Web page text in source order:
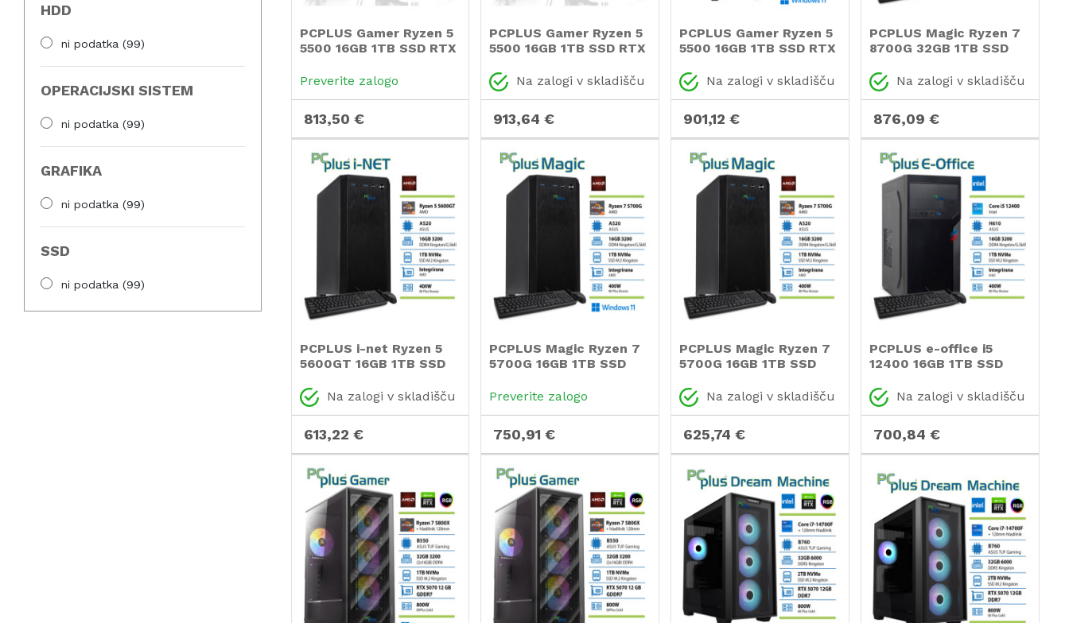
HDD
ni podatka (99)
OPERACIJSKI SISTEM
ni podatka (99)
GRAFIKA
ni podatka (99)
SSD
ni podatka (99)
PCPLUS Gamer Ryzen 5
5500 16GB 1TB SSD RTX
namizni računalnik
Preverite zalogo
813,50 €
PCPLUS Gamer Ryzen 5
5500 16GB 1TB SSD RTX
gaming namizni
računalnik
Na zalogi v skladišču
913,64 €
PCPLUS Gamer Ryzen 5
5500 16GB 1TB SSD RTX
gaming namizni
računalnik
Na zalogi v skladišču
901,12 €
PCPLUS Magic Ryzen 7
8700G 32GB 1TB SSD
tipkovnica miška
namizni računalnik
Na zalogi v skladišču
876,09 €
PCPLUS i-net Ryzen 5
5600GT 16GB 1TB SSD
namizni računalnik
Na zalogi v skladišču
613,22 €
PCPLUS Magic Ryzen 7
5700G 16GB 1TB SSD
tipkovnica miška
Preverite zalogo
750,91 €
PCPLUS Magic Ryzen 7
5700G 16GB 1TB SSD
namizni računalnik
Na zalogi v skladišču
625,74 €
PCPLUS e-office i5
12400 16GB 1TB SSD
namizni računalnik
Na zalogi v skladišču
700,84 €